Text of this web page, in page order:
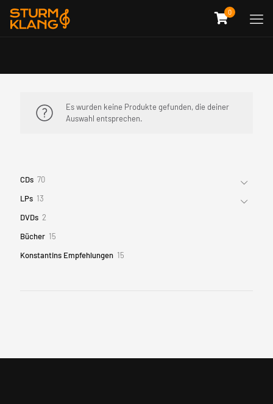
0
Es wurden keine Produkte gefunden, die deiner
Auswahl entsprechen.
CDs 7070
LPs 13
DVDs 2
Bücher 15
Konstantins Empfehlungen 15